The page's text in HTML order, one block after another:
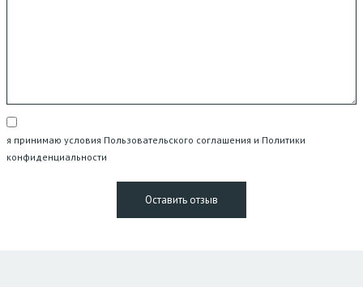
я принимаю условия Пользовательского соглашения и Политики
конфиденциальности